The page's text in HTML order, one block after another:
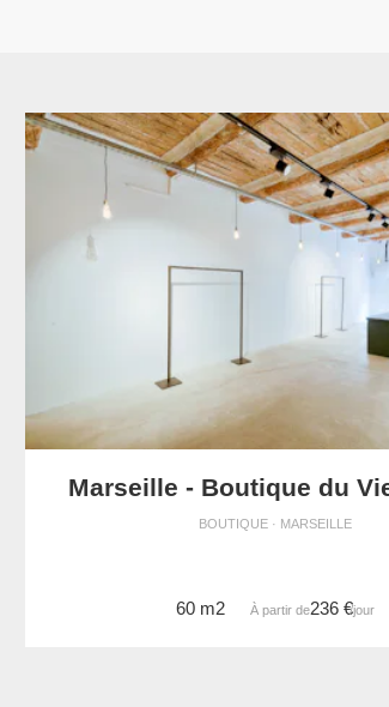
Marseille - Boutique du
BOUTIQUE · MARSEILLE
60 m2 À partir de236 €/jour